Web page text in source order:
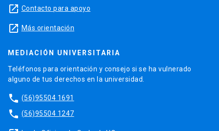
launch Contacto para apoyo
launch Más orientación
MEDIACIÓN UNIVERSITARIA
Teléfonos para orientación y consejo si se ha vulnerado
alguno de tus derechos en la universidad.
phone (56)95504 1691
phone (56)95504 1247